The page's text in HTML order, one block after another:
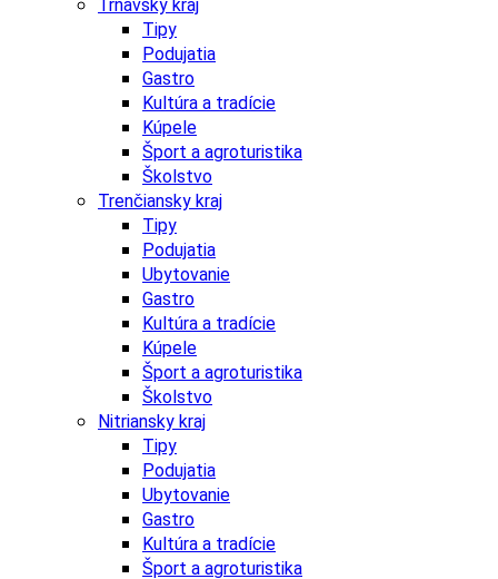
Trnavský kraj
Tipy
Podujatia
Gastro
Kultúra a tradície
Kúpele
Šport a agroturistika
Školstvo
Trenčiansky kraj
Tipy
Podujatia
Ubytovanie
Gastro
Kultúra a tradície
Kúpele
Šport a agroturistika
Školstvo
Nitriansky kraj
Tipy
Podujatia
Ubytovanie
Gastro
Kultúra a tradície
Šport a agroturistika